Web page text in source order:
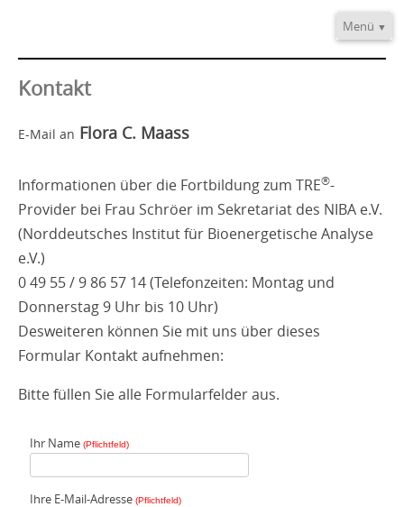
Fortbildung
Menü
Kontakt
E-Mail an Flora C. Maass
Informationen über die Fortbildung zum TRE®-
Provider bei Frau Schröer im Sekretariat des NIBA e.V.
(Norddeutsches Institut für Bioenergetische Analyse
e.V.)
0 49 55 / 9 86 57 14 (Telefonzeiten: Montag und
Donnerstag 9 Uhr bis 10 Uhr)
Desweiteren können Sie mit uns über dieses
Formular Kontakt aufnehmen:
Bitte füllen Sie alle Formularfelder aus.
Ihr Name (Pflichtfeld)
Ihre E-Mail-Adresse (Pflichtfeld)